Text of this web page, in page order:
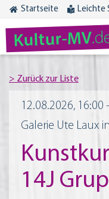
Startseite Leichte
Kultur-MV
12.08.2026, 16:00
Galerie Ute Laux
14J